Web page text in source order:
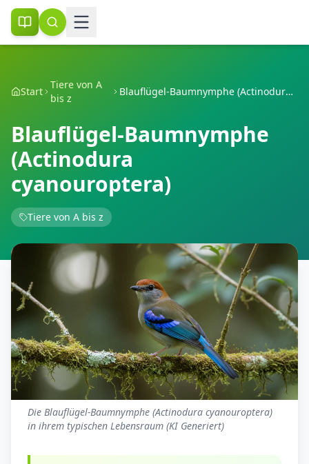
Start
Tiere von A
bis z
Blauflügel-Baumnymphe (Actinodura cyanouroptera)
Blauflügel-Baumnymphe
(Actinodura
cyanouroptera)
Tiere von A bis z
Die Blauflügel-Baumnymphe (Actinodura cyanouroptera)
in ihrem typischen Lebensraum (KI Generiert)